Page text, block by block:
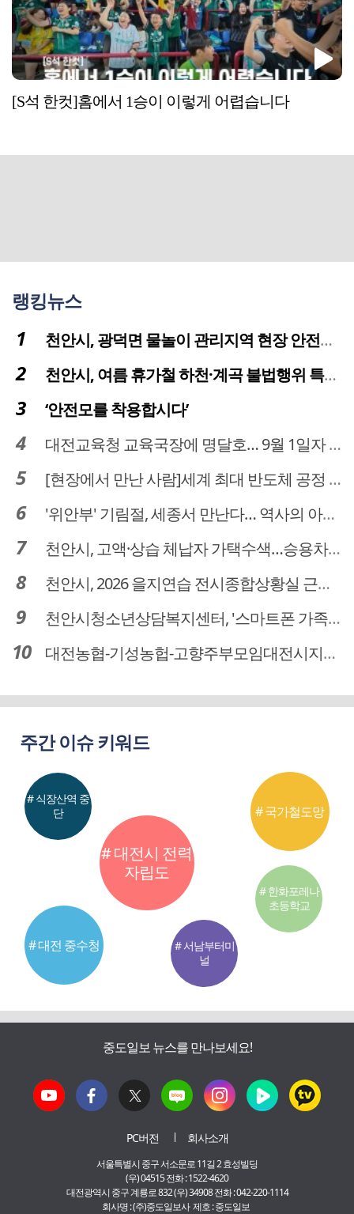
[S석 한컷]홈에서 1승이 이렇게 어렵습니다
랭킹뉴스
천안시, 광덕면 물놀이 관리지역 현장 안전점검 실시
천안시, 여름 휴가철 하천·계곡 불법행위 특별단속
‘안전모를 착용합시다’
대전교육청 교육국장에 명달호… 9월 1일자 181명 인사
[현장에서 만난 사람]세계 최대 반도체 공정 장비 제조 기업 ASML 한종호 매니저
'위안부' 기림절, 세종서 만난다… 역사의 아픔 치유, '평화의 장'
천안시, 고액·상습 체납자 가택수색…승용차 압류·공매 착수
천안시, 2026 을지연습 전시종합상황실 근무자 사전교육
천안시청소년상담복지센터, '스마트폰 가족치유캠프' 운영
대전농협-기성농헙-고향주부모임대전시지회, 이심점심 중식지원 봉사활동
주간 이슈 키워드
# 대전시 전력
자립도
# 대전 중수청
# 국가철도망
# 식장산역 중
단
# 서남부터미
널
# 한화포레나
초등학교
중도일보 뉴스를 만나보세요!
PC버전 회사소개
서울특별시 중구 서소문로 11길 2 효성빌딩
(우) 04515 전화 : 1522-4620
대전광역시 중구 계룡로 832 (우) 34908 전화 : 042-220-1114
회사명 : (주)중도일보사 제호 : 중도일보